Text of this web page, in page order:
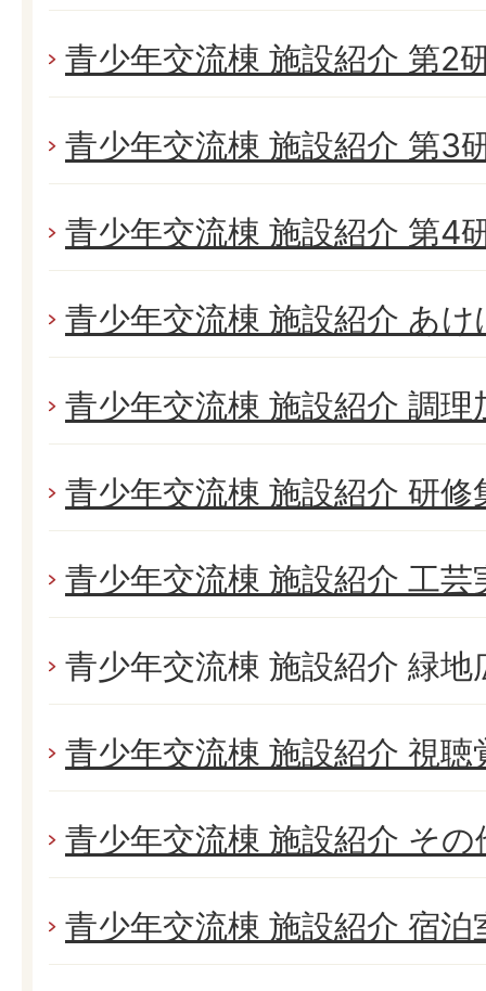
青少年交流棟 施設紹介 第2
青少年交流棟 施設紹介 第3
青少年交流棟 施設紹介 第4
青少年交流棟 施設紹介 あ
青少年交流棟 施設紹介 調理
青少年交流棟 施設紹介 研修
青少年交流棟 施設紹介 工芸
青少年交流棟 施設紹介 緑地
青少年交流棟 施設紹介 視聴
青少年交流棟 施設紹介 そ
青少年交流棟 施設紹介 宿泊